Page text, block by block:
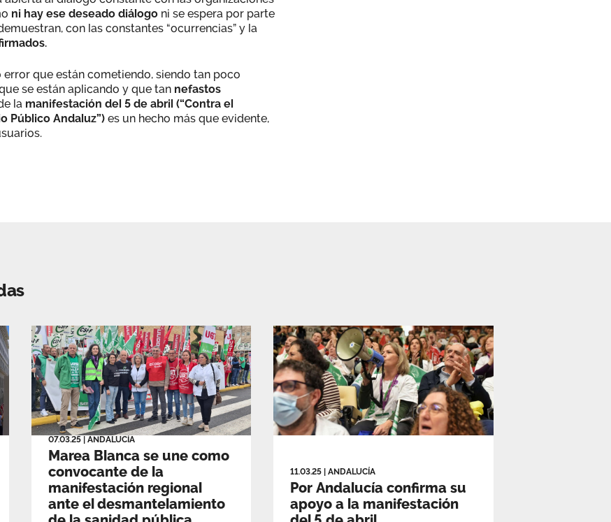
ni hay ese deseado diálogo ni se espera por parte
con las constantes “ocurrencias” y la
que están cometiendo, siendo tan poco
se están aplicando y que tan nefastos
la manifestación del 5 de abril (“Contra el
Público Andaluz”) es un hecho más que evidente,
07.03.25 ANDALUCÍA
Marea Blanca se une como
convocante de la
manifestación regional
ante el desmantelamiento
11.03.25 |ANDALUCÍA
Por Andalucía confirma su
apoyo a la manifestación